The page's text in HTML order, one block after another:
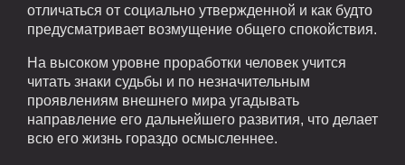
отличаться от социально утвержденной и как будто
предусматривает возмущение общего спокойствия.
На высоком уровне проработки человек учится
читать знаки судьбы и по незначительным
проявлениям внешнего мира угадывать
направление его дальнейшего развития, что делает
всю его жизнь гораздо осмысленнее.